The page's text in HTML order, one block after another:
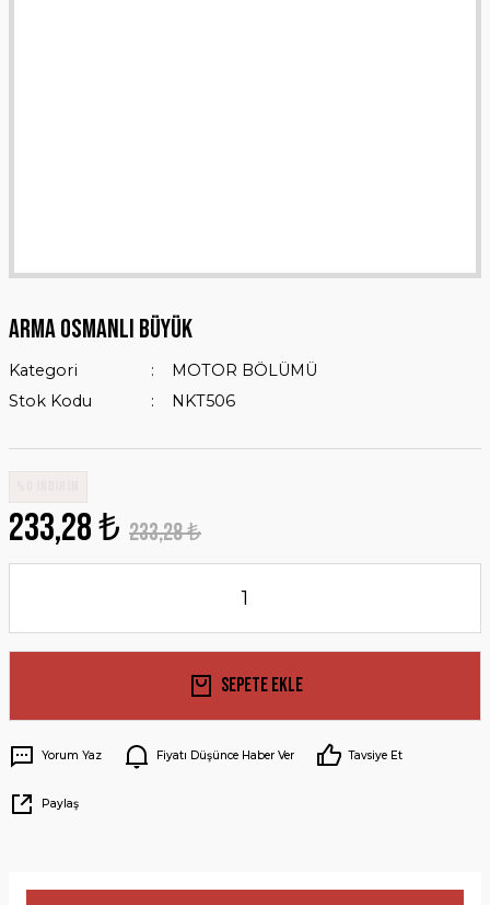
ARMA OSMANLI BÜYÜK
Kategori
MOTOR BÖLÜMÜ
Stok Kodu
NKT506
233,28 ₺ 233,28 ₺
Sepete Ekle
Yorum Yaz Fiyatı Düşünce Haber Ver Tavsiye Et
Paylaş